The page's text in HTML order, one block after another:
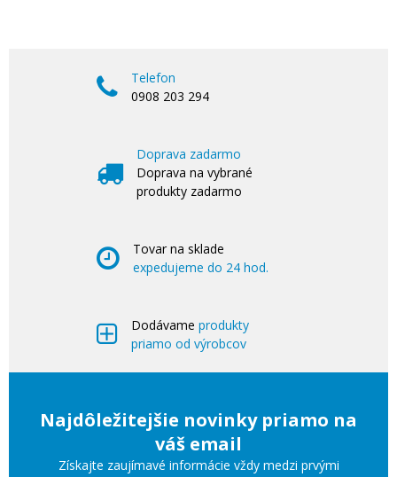
Telefon
0908 203 294
Doprava zadarmo
Doprava na vybrané
produkty zadarmo
Tovar na sklade
expedujeme do 24 hod.
Dodávame produkty
priamo od výrobcov
Najdôležitejšie novinky priamo na
váš email
Získajte zaujímavé informácie vždy medzi prvými